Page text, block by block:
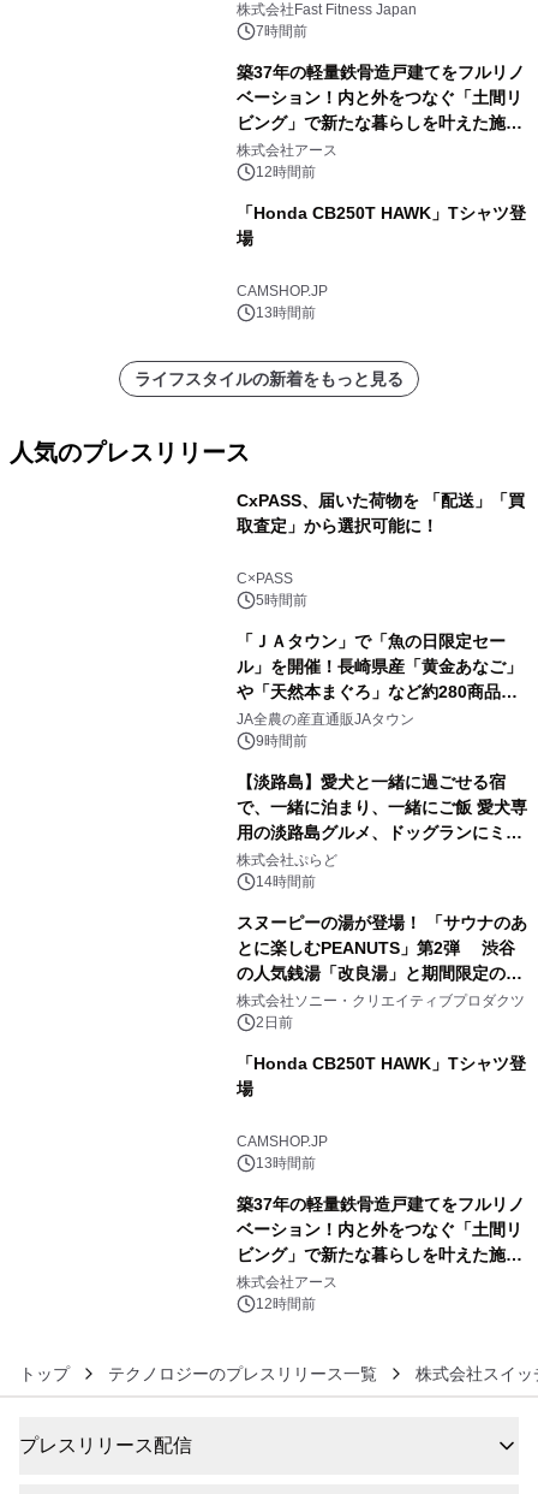
株式会社Fast Fitness Japan
7時間前
築37年の軽量鉄骨造戸建てをフルリノ
ベーション！内と外をつなぐ「土間リ
ビング」で新たな暮らしを叶えた施工
事例を株式会社アースが公開
株式会社アース
12時間前
「Honda CB250T HAWK」Tシャツ登
場
CAMSHOP.JP
13時間前
ライフスタイルの新着をもっと見る
人気のプレスリリース
CxPASS、届いた荷物を 「配送」「買
取査定」から選択可能に！
C×PASS
5時間前
「ＪＡタウン」で「魚の日限定セー
ル」を開催！長崎県産「黄金あなご」
や「天然本まぐろ」など約280商品を
販売！～毎月１０日の定例企画～
JA全農の産直通販JAタウン
9時間前
【淡路島】愛犬と一緒に過ごせる宿
で、一緒に泊まり、一緒にご飯 愛犬専
用の淡路島グルメ、ドッグランにミニ
プール グランピングとトレーラーハウ
スの2施設で
株式会社ぷらど
14時間前
スヌーピーの湯が登場！ 「サウナのあ
とに楽しむPEANUTS」第2弾 渋谷
の人気銭湯「改良湯」と期間限定のコ
ラボレーション サウナイキタイコラ
ボグッズも発売決定！
株式会社ソニー・クリエイティブプロダクツ
2日前
「Honda CB250T HAWK」Tシャツ登
場
CAMSHOP.JP
13時間前
築37年の軽量鉄骨造戸建てをフルリノ
ベーション！内と外をつなぐ「土間リ
ビング」で新たな暮らしを叶えた施工
事例を株式会社アースが公開
株式会社アース
12時間前
トップ テクノロジーのプレスリリース一覧 株式会社スイッ
プレスリリース配信